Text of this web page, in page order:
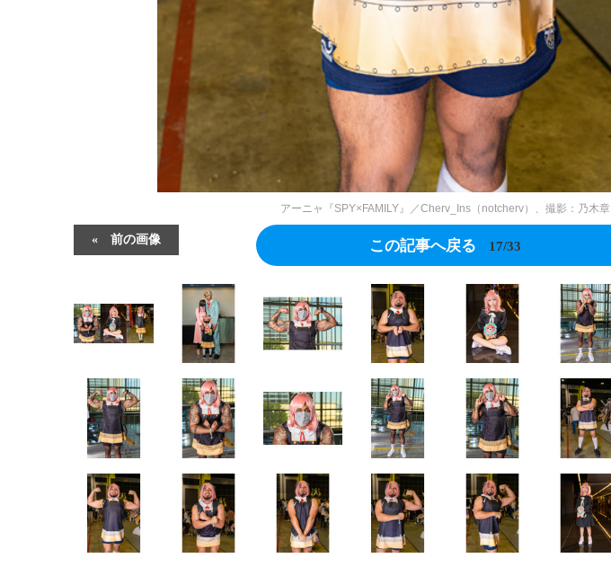
アーニャ『SPY×FAMILY』／Cherv_Ins（notcherv）、撮影：乃木章
前の画像 この記事へ戻る 17/33